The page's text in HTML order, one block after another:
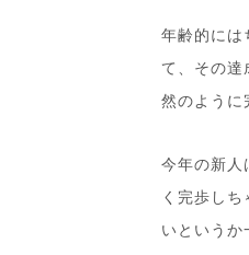
年齢的には
て、その達
然のように
今年の新人
く完歩し
いというか